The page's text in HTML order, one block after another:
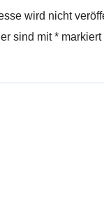
wird nicht
sind mit* markiert